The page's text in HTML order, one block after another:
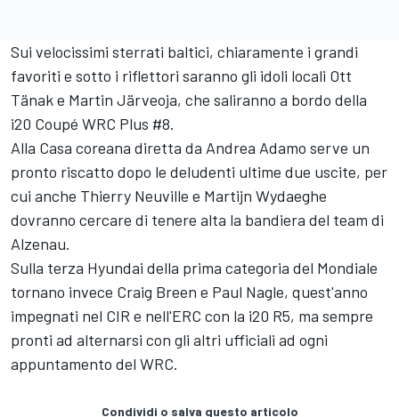
Sui velocissimi sterrati baltici, chiaramente i grandi
favoriti e sotto i riflettori saranno gli idoli locali Ott
Tänak e Martin Järveoja, che saliranno a bordo della
i20 Coupé WRC Plus #8.
Alla Casa coreana diretta da Andrea Adamo serve un
pronto riscatto dopo le deludenti ultime due uscite, per
cui anche Thierry Neuville e Martijn Wydaeghe
dovranno cercare di tenere alta la bandiera del team di
Alzenau.
Sulla terza Hyundai della prima categoria del Mondiale
tornano invece Craig Breen e Paul Nagle, quest'anno
impegnati nel CIR e nell'ERC con la i20 R5, ma sempre
pronti ad alternarsi con gli altri ufficiali ad ogni
appuntamento del WRC.
Condividi o salva questo articolo